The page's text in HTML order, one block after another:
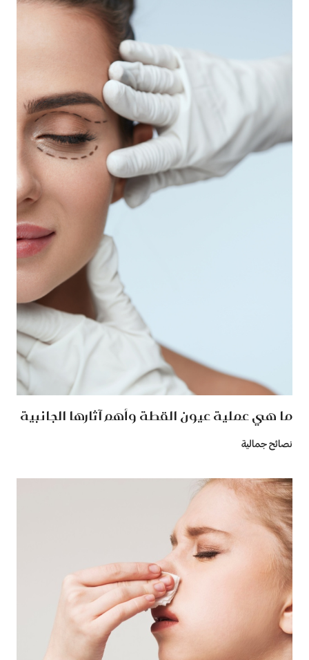
ما هي عملية عيون القطة وأهم آثارها الجانبية
نصائح جمالية